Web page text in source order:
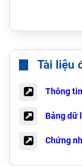
Hướng Dẫn
Bước 1: Chuẩn
- sử dụng công
Tài liệu
Thông
Bảng dữ
Chứng